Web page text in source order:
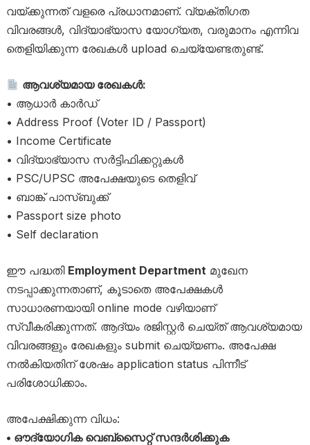
വയ്ക്കുന്നത് വളരെ പ്രധാനമാണ്. വ്യക്തിഗത
വിവരങ്ങൾ, വിദ്യാഭ്യാസ യോഗ്യത, വരുമാനം എന്നിവ
തെളിയിക്കുന്ന രേഖകൾ upload ചെയ്യേണ്ടതുണ്ട്.
ആവശ്യമായ രേഖകൾ:
• ആധാർ കാർഡ്
• Address Proof (Voter ID / Passport)
• Income Certificate
• വിദ്യാഭ്യാസ സർട്ടിഫിക്കറ്റുകൾ
• PSC/UPSC അപേക്ഷയുടെ തെളിവ്
• ബാങ്ക് പാസ്‌ബുക്ക്
• Passport size photo
• Self declaration
ഈ പദ്ധതി Employment Departmentമുഖേന
നടപ്പാക്കുന്നതാണ്, കൂടാതെ അപേക്ഷകൾ
സാധാരണയായി online mode വഴിയാണ്
സ്വീകരിക്കുന്നത്. ആദ്യം രജിസ്റ്റർ ചെയ്ത് ആവശ്യമായ
വിവരങ്ങളും രേഖകളും submit ചെയ്യണം. അപേക്ഷ
നൽകിയതിന് ശേഷം application status പിന്നീട്
പരിശോധിക്കാം.
അപേക്ഷിക്കുന്ന വിധം:
• ഔദ്യോഗിക വെബ്സൈറ്റ് സന്ദർശിക്കുക